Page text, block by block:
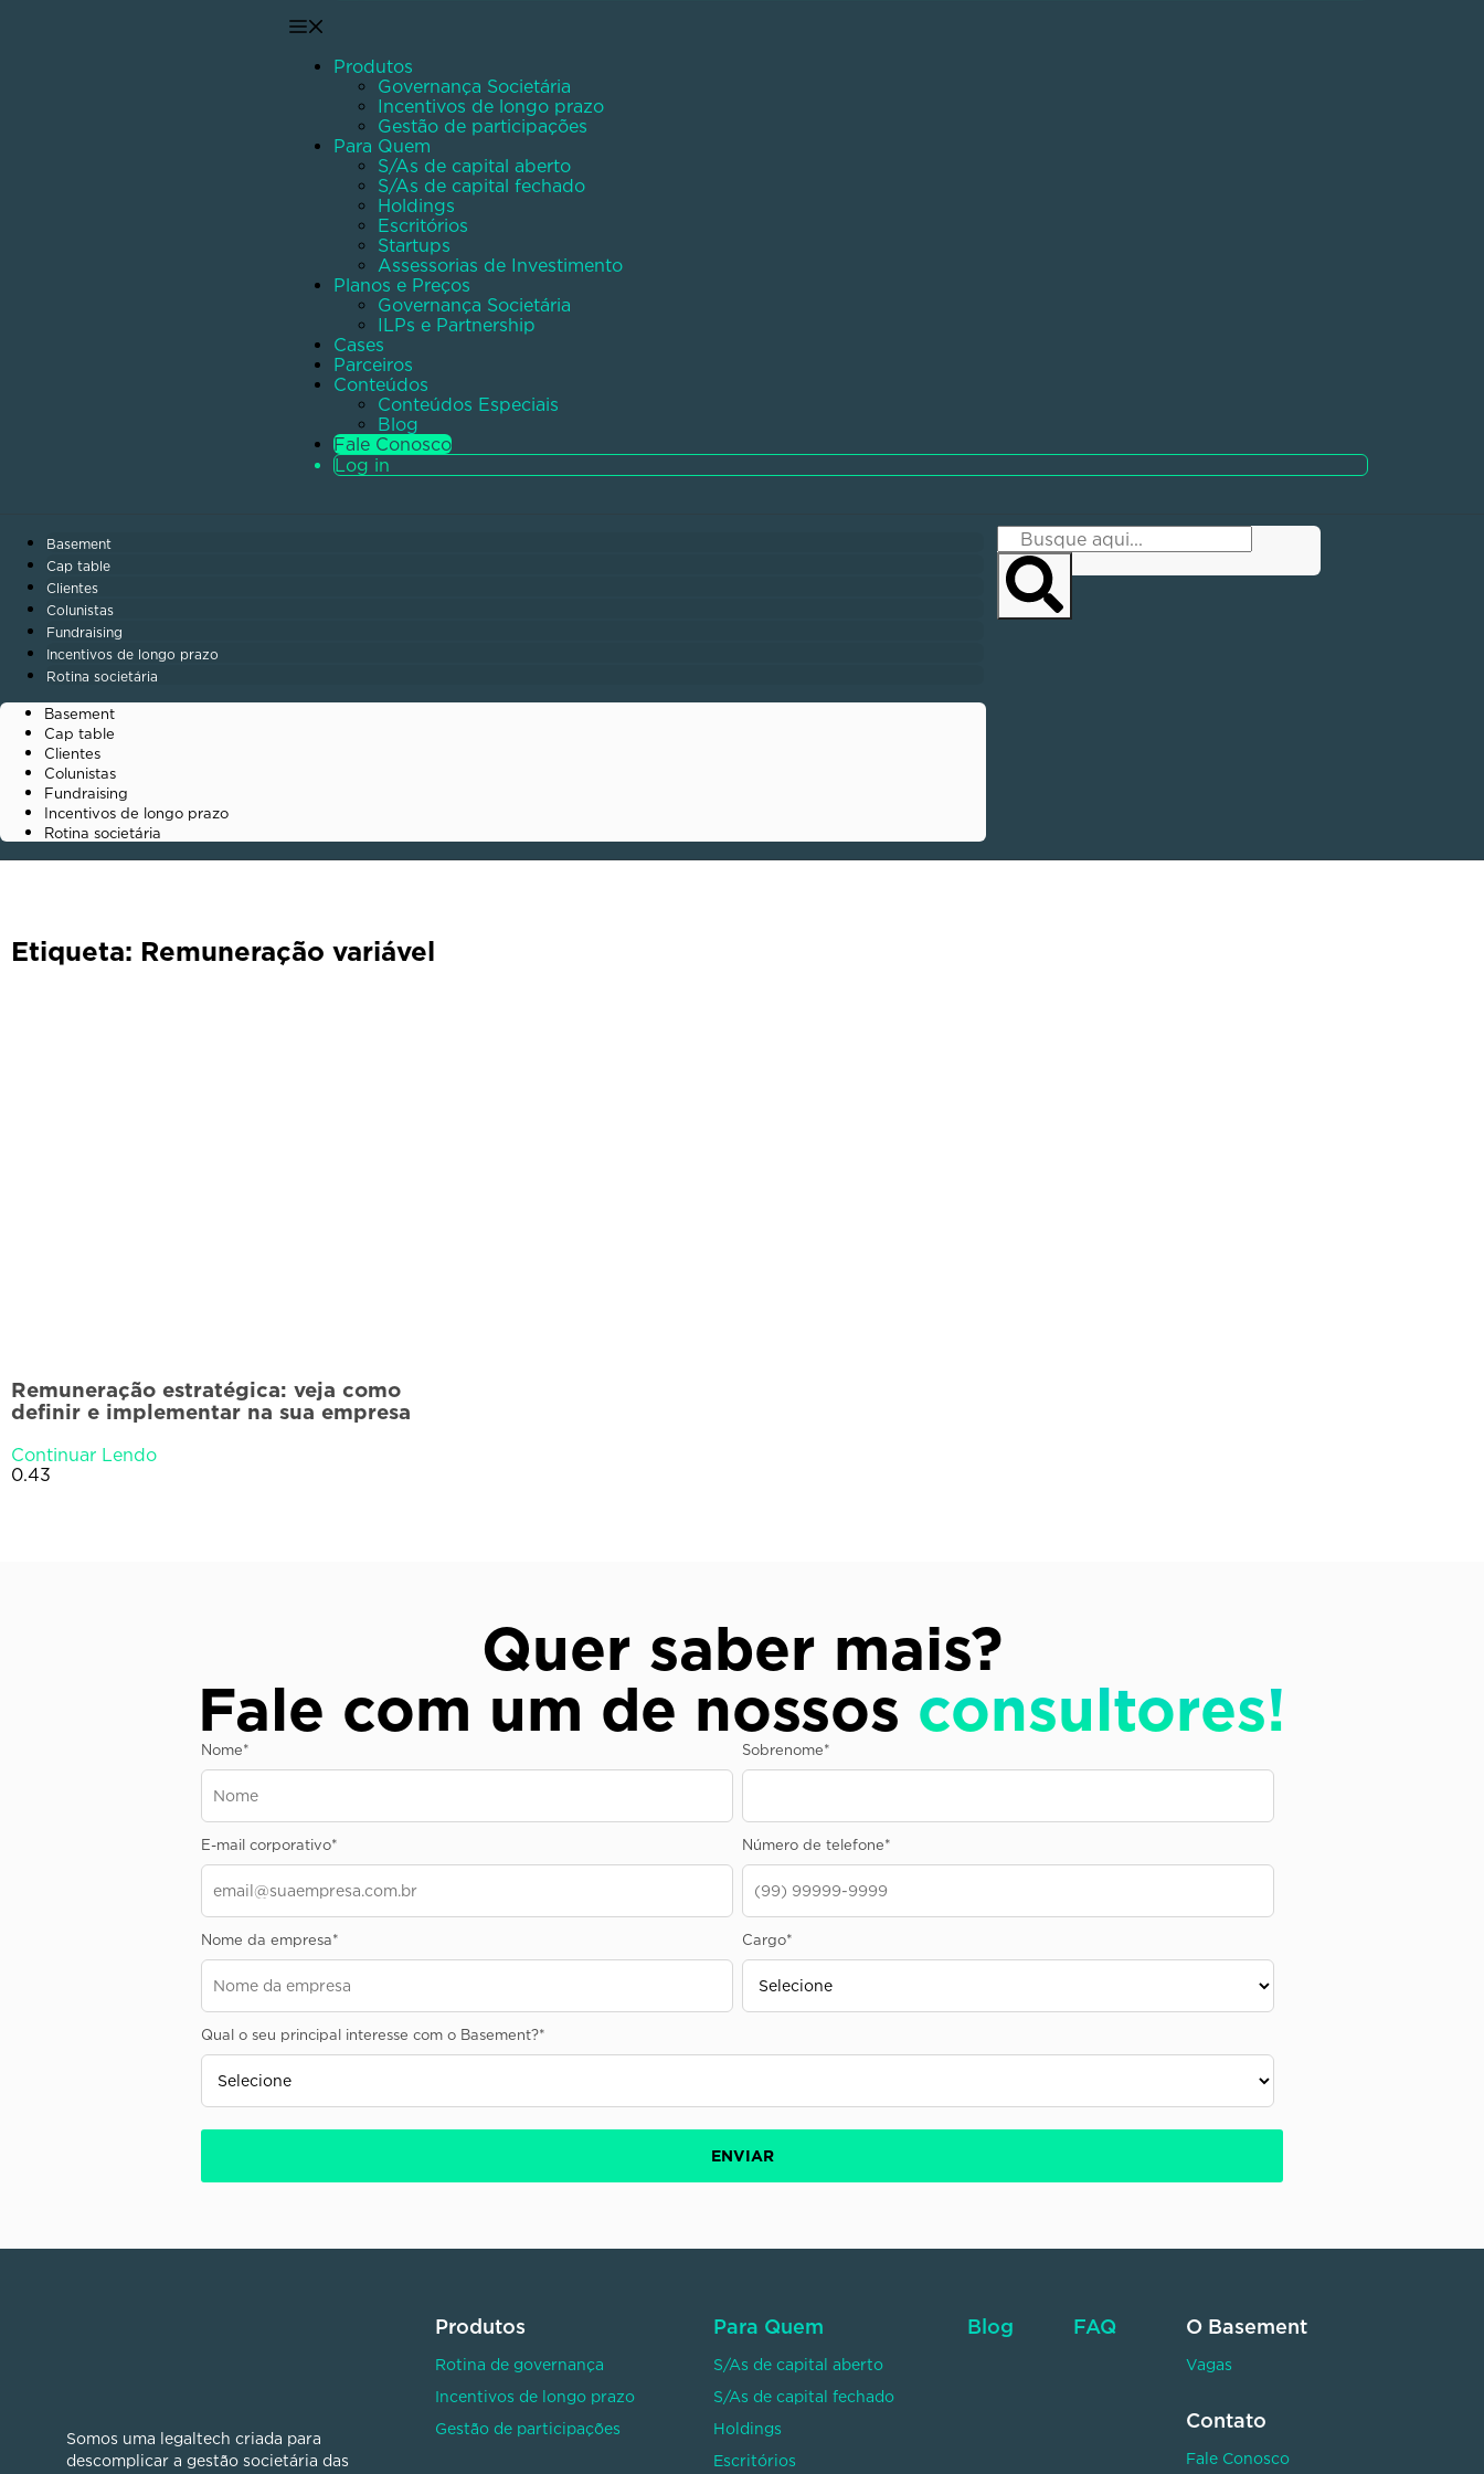
Produtos
Governança Societária
Incentivos de longo prazo
Gestão de participações
Para Quem
S/As de capital aberto
S/As de capital fechado
Holdings
Escritórios
Startups
Assessorias de Investimento
Planos e Preços
Governança Societária
ILPs e Partnership
Cases
Parceiros
Conteúdos
Conteúdos Especiais
Blog
Fale Conosco
Log in
Basement
Cap table
Clientes
Colunistas
Fundraising
Incentivos de longo prazo
Rotina societária
Basement
Cap table
Clientes
Colunistas
Fundraising
Incentivos de longo prazo
Rotina societária
Etiqueta: Remuneração variável
Remuneração estratégica: veja como
definir e implementar na sua empresa
Continuar Lendo
Quer saber mais?
Fale com um de nossos consultores!
Nome* Sobrenome*
E-mail corporativo* Número de telefone*
Nome da empresa* Cargo*
Qual o seu principal interesse com o Basement?*
Somos uma legaltech criada para
descomplicar a gestão societária das
Produtos
Rotina de governança
Incentivos de longo prazo
Gestão de participações
Para Quem
S/As de capital aberto
S/As de capital fechado
Holdings
Escritórios
Blog FAQ O Basement
Vagas
Contato
Fale Conosco